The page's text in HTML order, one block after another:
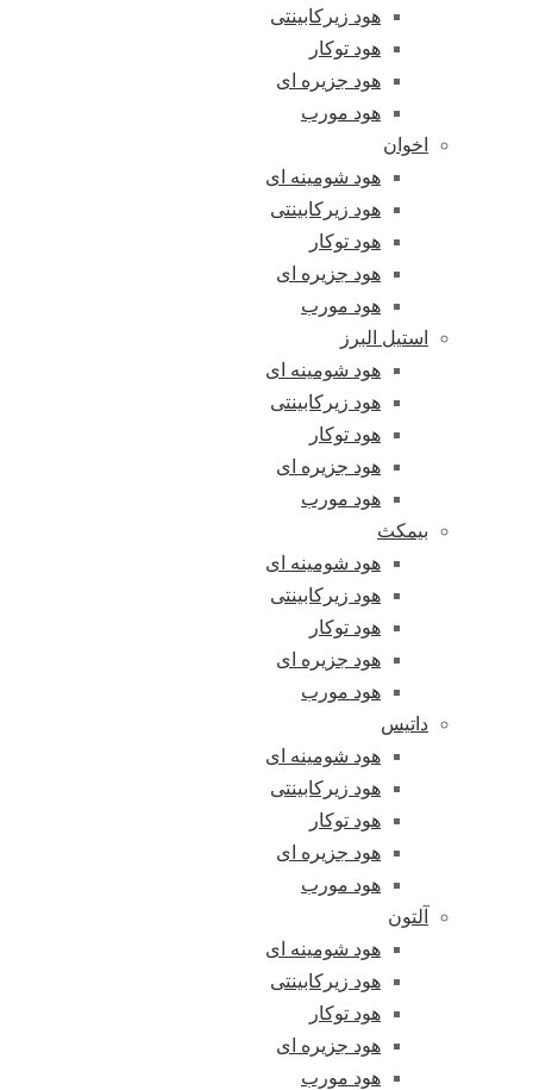
هود زیرکابینتی
هود توکار
هود جزیره ای
هود مورب
اخوان
هود شومینه ای
هود زیرکابینتی
هود توکار
هود جزیره ای
هود مورب
استیل البرز
هود شومینه ای
هود زیرکابینتی
هود توکار
هود جزیره ای
هود مورب
بیمکث
هود شومینه ای
هود زیرکابینتی
هود توکار
هود جزیره ای
هود مورب
داتیس
هود شومینه ای
هود زیرکابینتی
هود توکار
هود جزیره ای
هود مورب
آلتون
هود شومینه ای
هود زیرکابینتی
هود توکار
هود جزیره ای
هود مورب